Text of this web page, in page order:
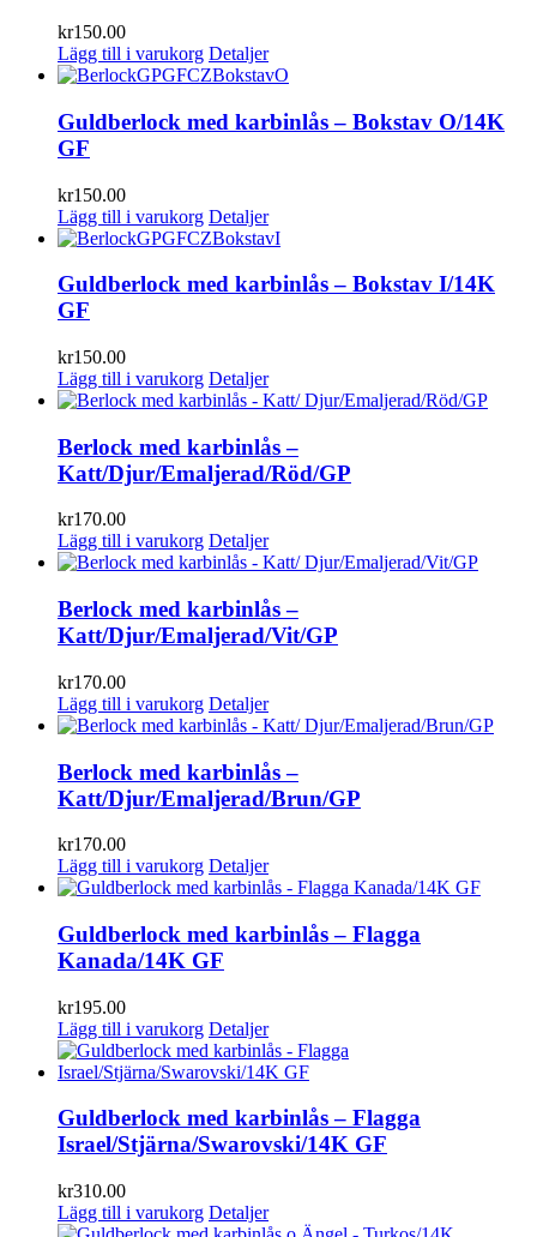
kr150.00
Lägg till i varukorg Detaljer
Guldberlock med karbinlås – Bokstav O/14K
GF
kr150.00
Lägg till i varukorg Detaljer
Guldberlock med karbinlås – Bokstav I/14K
GF
kr150.00
Lägg till i varukorg Detaljer
Berlock med karbinlås –
Katt/Djur/Emaljerad/Röd/GP
kr170.00
Lägg till i varukorg Detaljer
Berlock med karbinlås –
Katt/Djur/Emaljerad/Vit/GP
kr170.00
Lägg till i varukorg Detaljer
Berlock med karbinlås –
Katt/Djur/Emaljerad/Brun/GP
kr170.00
Lägg till i varukorg Detaljer
Guldberlock med karbinlås – Flagga
Kanada/14K GF
kr195.00
Lägg till i varukorg Detaljer
Guldberlock med karbinlås – Flagga
Israel/Stjärna/Swarovski/14K GF
kr310.00
Lägg till i varukorg Detaljer